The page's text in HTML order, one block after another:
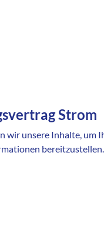
Strom
wir unsere Inhalte, um
bereitzustellen.